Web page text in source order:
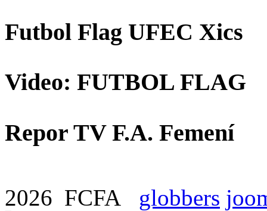
Futbol Flag UFEC Xics
Video: FUTBOL FLAG
Repor TV F.A. Femení
2026 FCFA globbers